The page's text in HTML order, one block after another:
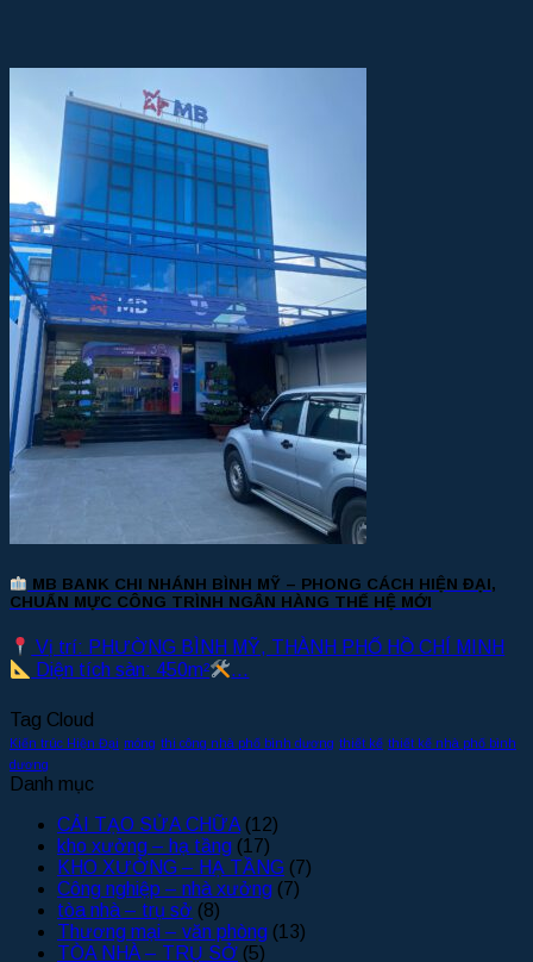
MB BANK CHI NHÁNH BÌNH MỸ – PHONG CÁCH HIỆN ĐẠI,
CHUẨN MỰC CÔNG TRÌNH NGÂN HÀNG THẾ HỆ MỚI
Vị trí: PHƯỜNG BÌNH MỸ, THÀNH PHỐ HỒ CHÍ MINH
Diện tích sàn: 450m²
...
Tag Cloud
Kiến trúc Hiện Đại móng thi công nhà phố bình dương thiết kế thiết kế nhà phố bình
dương
Danh mục
CẢI TẠO SỬA CHỮA (12)
kho xưởng – hạ tầng (17)
KHO XƯỞNG – HẠ TẦNG (7)
Công nghiệp – nhà xưởng (7)
tòa nhà – trụ sở (8)
Thương mại – văn phòng (13)
TÒA NHÀ – TRỤ SỞ (5)